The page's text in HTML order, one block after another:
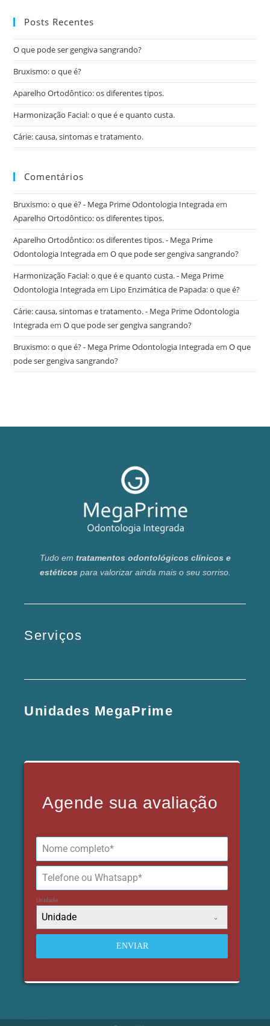
Posts Recentes
O que pode ser gengiva sangrando?
Bruxismo: o que é?
Aparelho Ortodôntico: os diferentes tipos.
Harmonização Facial: o que é e quanto custa.
Cárie: causa, sintomas e tratamento.
Comentários
Bruxismo: o que é? - Mega Prime Odontologia Integradaem
Aparelho Ortodôntico: os diferentes tipos.
Aparelho Ortodôntico: os diferentes tipos. - Mega Prime
Odontologia IntegradaemO que pode ser gengiva sangrando?
Harmonização Facial: o que é e quanto custa. - Mega Prime
Odontologia Integradaem Lipo Enzimática de Papada: o que é?
Cárie: causa, sintomas e tratamento. - Mega Prime Odontologia
IntegradaemO que pode ser gengiva sangrando?
Bruxismo: o que é? - Mega Prime Odontologia IntegradaemO que
pode ser gengiva sangrando?
Tudo em tratamentos odontológicos clínicos e
estéticos para valorizar ainda mais o seu sorriso.
Serviços
Unidades MegaPrime
Agende sua avaliação
Unidade
Unidade
ENVIAR